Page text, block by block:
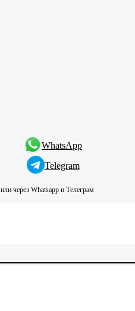
WhatsApp
Telegram
или через Whatsapp и Телеграм